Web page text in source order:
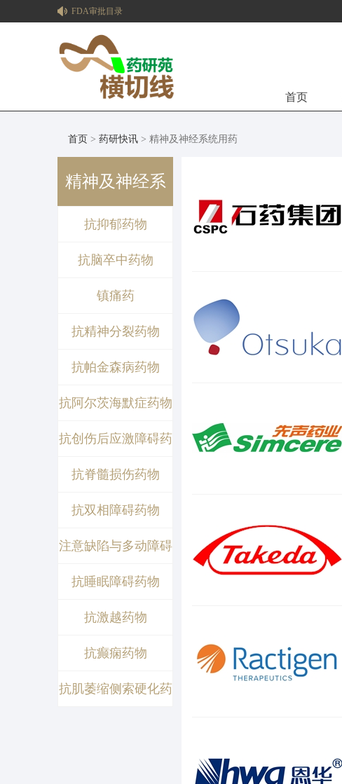
FDA审批目录
首页
首页 > 药研快讯 > 精神及神经系统用药
精神及神经系
统用药
抗抑郁药物
抗脑卒中药物
镇痛药
抗精神分裂药物
抗帕金森病药物
抗阿尔茨海默症药物
抗创伤后应激障碍药
物
抗脊髓损伤药物
抗双相障碍药物
注意缺陷与多动障碍
抗睡眠障碍药物
抗激越药物
抗癫痫药物
抗肌萎缩侧索硬化药